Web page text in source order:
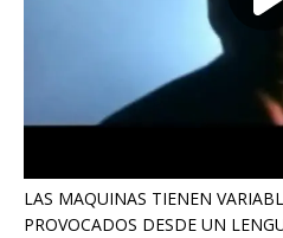
LAS MAQUINAS TIENEN
PROVOCADOS DESDE UN